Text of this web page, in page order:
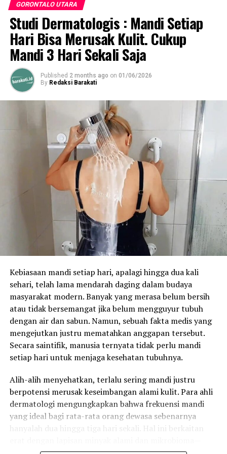
Indra Yasin: Data Penerima Bantuan Harus Valid & Tepat
Sasaran
GORONTALO UTARA
Studi Dermatologis : Mandi Setiap
Hari Bisa Merusak Kulit. Cukup
Mandi 3 Hari Sekali Saja
Published 2 months ago on 01/06/2026
By Redaksi Barakati
Kebiasaan mandi setiap hari, apalagi hingga dua kali
sehari, telah lama mendarah daging dalam budaya
masyarakat modern. Banyak yang merasa belum bersih
atau tidak bersemangat jika belum mengguyur tubuh
dengan air dan sabun. Namun, sebuah fakta medis yang
mengejutkan justru mematahkan anggapan tersebut.
Secara saintifik, manusia ternyata tidak perlu mandi
setiap hari untuk menjaga kesehatan tubuhnya.
Alih-alih menyehatkan, terlalu sering mandi justru
berpotensi merusak keseimbangan alami kulit. Para ahli
dermatologi mengungkapkan bahwa frekuensi mandi
yang ideal bagi rata-rata orang dewasa sebenarnya
hanyalah dua hingga tiga hari sekali. Hal ini berkaitan